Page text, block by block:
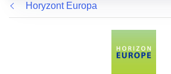
nowym
oknie)
Horyzont Europa